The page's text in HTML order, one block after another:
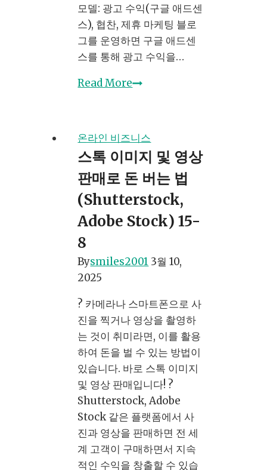
절
차
부
터
적
크
까
지
모델: 광고 수익(구글 애드센
스), 협찬, 제휴 마케팅 블로
그를 운영하면 구글 애드센
스를 통해 광고 수익을…
Read More온
으
로
돈
버
는
가
방
보
자
가
이
드)
15-
1
온라인 비즈니스
스톡 이미지 및 영상
판매로 돈 버는 법
(Shutterstock,
Adobe Stock) 15-
8
Bysmiles2001 3월 10,
2025
? 카메라나 스마트폰으로 사
진을 찍거나 영상을 촬영하
는 것이 취미라면, 이를 활용
하여 돈을 벌 수 있는 방법이
있습니다. 바로 스톡 이미지
및 영상 판매입니다! ?
Shutterstock, Adobe
Stock 같은 플랫폼에서 사
진과 영상을 판매하면 전 세
계 고객이 구매하면서 지속
적인 수익을 창출할 수 있습